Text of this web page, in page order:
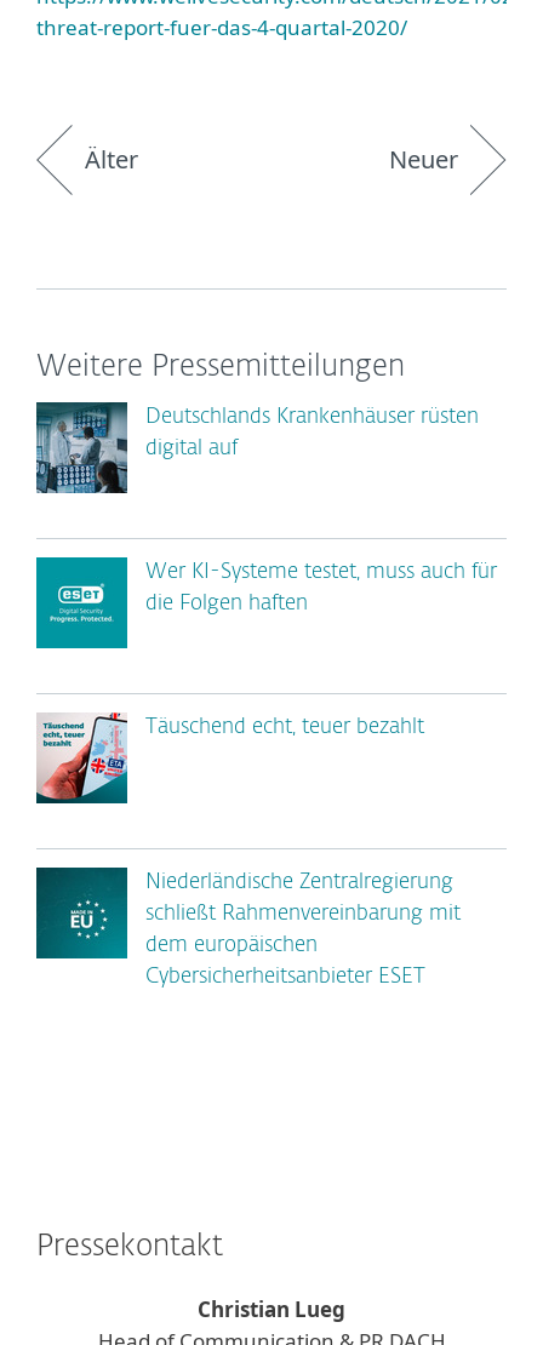
threat-report-fuer-das-4-quartal-2020/
Älter Neuer
Weitere Pressemitteilungen
Deutschlands Krankenhäuser rüsten
digital auf
Wer KI-Systeme testet, muss auch für
die Folgen haften
Täuschend echt, teuer bezahlt
Niederländische Zentralregierung
schließt Rahmenvereinbarung mit
dem europäischen
Cybersicherheitsanbieter ESET
Pressekontakt
Christian Lueg